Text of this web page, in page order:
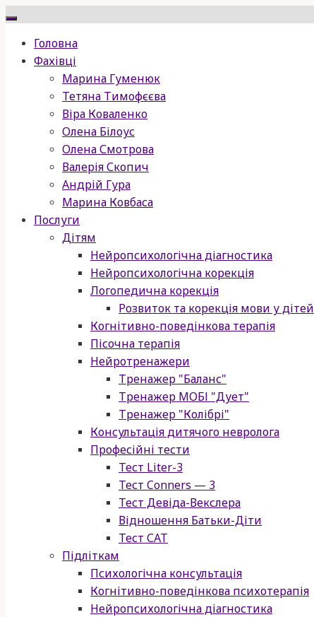
Skip
contentГоловна
Фахівці
Марина Гуменюк
Тетяна Тимофєєва
Віра Коваленко
Олена Білоус
Олена Смотрова
Валерія Скопич
Андрій Гура
Марина Ковбаса
Послуги
Дітям
Нейропсихологічна діагностика
Нейропсихологічна корекція
Логопедична корекція
Розвиток та корекція мови у дітей
Когнітивно-поведінкова терапія
Пісочна терапія
Нейротренажери
Тренажер "Баланс"
Тренажер МОБІ "Дует"
Тренажер "Колібрі"
Консультація дитячого невролога
Професійні тести
Тест Liter-3
Тест Conners — 3
Тест Девіда-Векслера
Відношення Батьки-Діти
Тест САТ
Підліткам
Психологічна консультація
Когнітивно-поведінкова психотерапія
Нейропсихологічна діагностика